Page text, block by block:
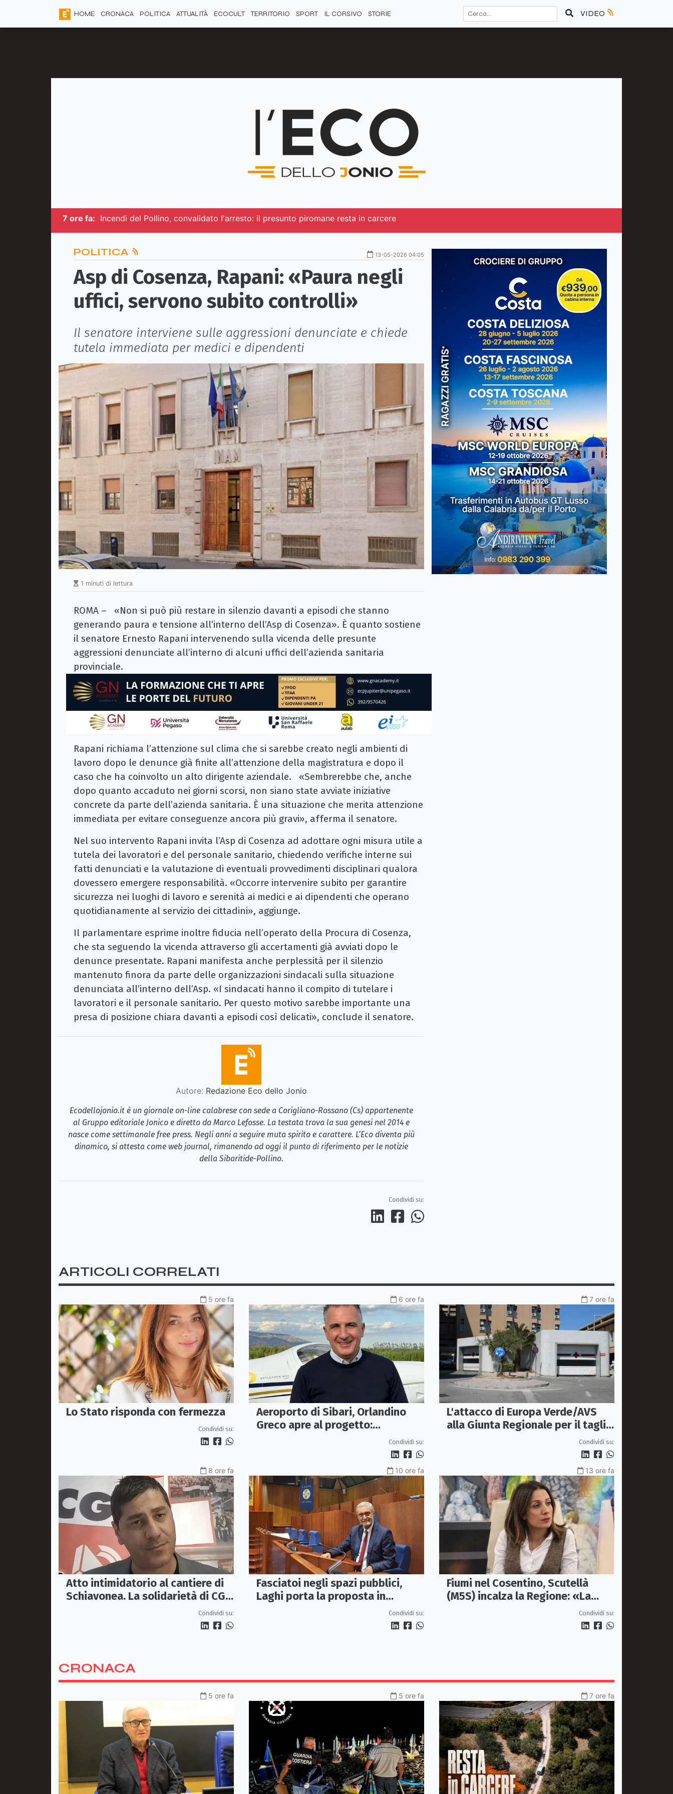
HOME CRONACA POLITICA ATTUALITÀ ECOCULT TERRITORIO SPORT IL CORSIVO STORIE VIDEO
7 ore fa: Incendi del Pollino, convalidato l'arresto: il presunto piromane resta in carcere
POLITICA 13-05-2026 04:05
Asp di Cosenza, Rapani: «Paura negli
uffici, servono subito controlli»
Il senatore interviene sulle aggressioni denunciate e chiede
tutela immediata per medici e dipendenti
1 minuti di lettura
ROMA – «Non si può più restare in silenzio davanti a episodi che stanno
generando paura e tensione all’interno dell’Asp di Cosenza». È quanto sostiene
il senatore Ernesto Rapani intervenendo sulla vicenda delle presunte
aggressioni denunciate all’interno di alcuni uffici dell’azienda sanitaria
provinciale.
Rapani richiama l’attenzione sul clima che si sarebbe creato negli ambienti di
lavoro dopo le denunce già finite all’attenzione della magistratura e dopo il
caso che ha coinvolto un alto dirigente aziendale. «Sembrerebbe che, anche
dopo quanto accaduto nei giorni scorsi, non siano state avviate iniziative
concrete da parte dell’azienda sanitaria. È una situazione che merita attenzione
immediata per evitare conseguenze ancora più gravi», afferma il senatore.
Nel suo intervento Rapani invita l’Asp di Cosenza ad adottare ogni misura utile a
tutela dei lavoratori e del personale sanitario, chiedendo verifiche interne sui
fatti denunciati e la valutazione di eventuali provvedimenti disciplinari qualora
dovessero emergere responsabilità. «Occorre intervenire subito per garantire
sicurezza nei luoghi di lavoro e serenità ai medici e ai dipendenti che operano
quotidianamente al servizio dei cittadini», aggiunge.
Il parlamentare esprime inoltre fiducia nell’operato della Procura di Cosenza,
che sta seguendo la vicenda attraverso gli accertamenti già avviati dopo le
denunce presentate. Rapani manifesta anche perplessità per il silenzio
mantenuto finora da parte delle organizzazioni sindacali sulla situazione
denunciata all’interno dell’Asp. «I sindacati hanno il compito di tutelare i
lavoratori e il personale sanitario. Per questo motivo sarebbe importante una
presa di posizione chiara davanti a episodi così delicati», conclude il senatore.
Autore: Redazione Eco dello Jonio
Ecodellojonio.it è un giornale on-line calabrese con sede a Corigliano-Rossano (Cs) appartenente
al Gruppo editoriale Jonico e diretto da Marco Lefosse. La testata trova la sua genesi nel 2014 e
nasce come settimanale free press. Negli anni a seguire muta spirito e carattere. L’Eco diventa più
dinamico, si attesta come web journal, rimanendo ad oggi il punto di riferimento per le notizie
della Sibaritide-Pollino.
Condividi su:
ARTICOLI CORRELATI
5 ore fa
Lo Stato risponda con fermezza
Condividi su:
6 ore fa
Aeroporto di Sibari, Orlandino
Greco apre al progetto:
Condividi su:
7 ore fa
L'attacco di Europa Verde/AVS
alla Giunta Regionale per il taglio
del'emodinamica di RossanoCondividi su:
8 ore fa
Atto intimidatorio al cantiere di
Schiavonea. La solidarietà di CGIL
Condividi su:
10 ore fa
Fasciatoi negli spazi pubblici,
Laghi porta la proposta in
Regione: «Una Calabria a misura
Condividi su:
13 ore fa
Fiumi nel Cosentino, Scutellà
(M5S) incalza la Regione: «La
prevenzione si faccia prima delle
Condividi su:
CRONACA
5 ore fa 5 ore fa 7 ore fa